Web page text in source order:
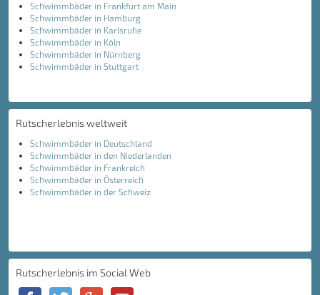
Schwimmbäder in Frankfurt am Main
Schwimmbäder in Hamburg
Schwimmbäder in Karlsruhe
Schwimmbäder in Köln
Schwimmbäder in Nürnberg
Schwimmbäder in Stuttgart
Rutscherlebnis weltweit
Schwimmbäder in Deutschland
Schwimmbäder in den Niederlanden
Schwimmbäder in Frankreich
Schwimmbäder in Österreich
Schwimmbäder in der Schweiz
Rutscherlebnis im Social Web